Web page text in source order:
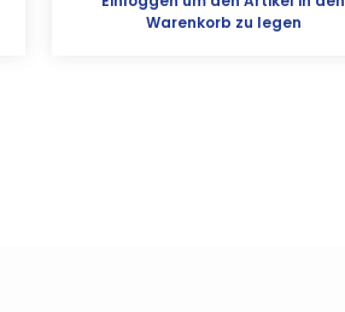
Warenkorb zu legen